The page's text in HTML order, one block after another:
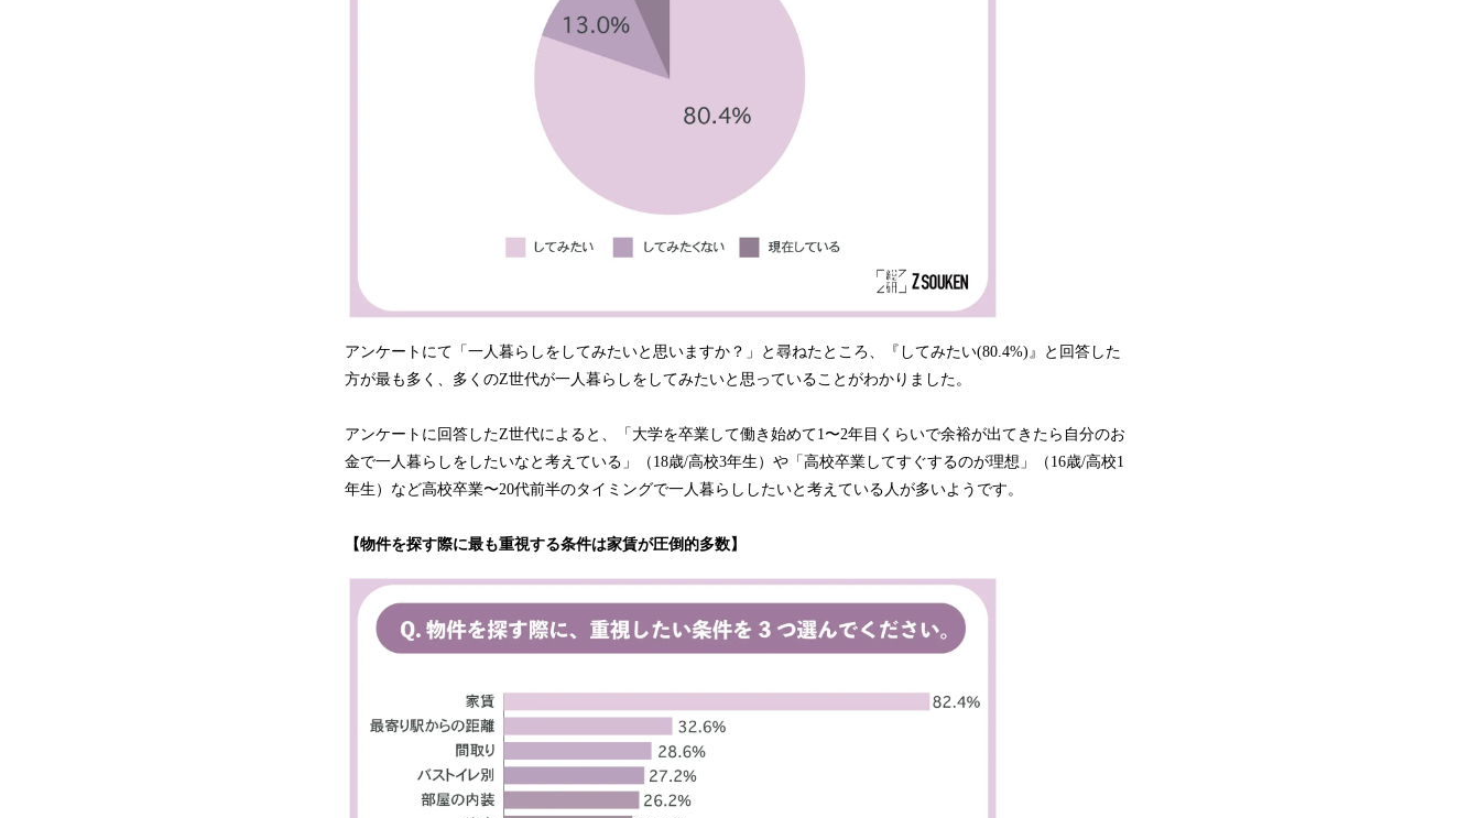
アンケートにて「一人暮らしをしてみたいと思いますか？」と尋ねたところ、『してみたい(80.4%)』と回答した
方が最も多く、多くのZ世代が一人暮らしをしてみたいと思っていることがわかりました。
アンケートに回答したZ世代によると、「大学を卒業して働き始めて1〜2年目くらいで余裕が出てきたら自分のお
金で一人暮らしをしたいなと考えている」（18歳/高校3年生）や「高校卒業してすぐするのが理想」（16歳/高校1
年生）など高校卒業〜20代前半のタイミングで一人暮らししたいと考えている人が多いようです。
【物件を探す際に最も重視する条件は家賃が圧倒的多数】